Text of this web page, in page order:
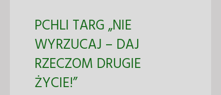
PCHLI TARG „NIE
WYRZUCAJ – DAJ
RZECZOM DRUGIE
ŻYCIE!”